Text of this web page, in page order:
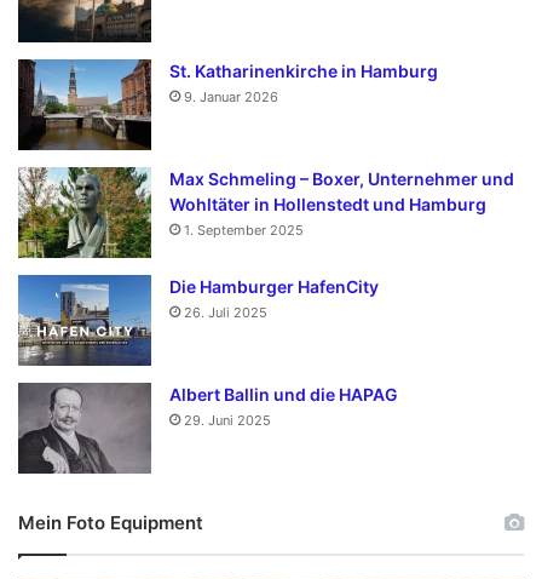
St. Katharinenkirche in Hamburg
9. Januar 2026
Max Schmeling – Boxer, Unternehmer und
Wohltäter in Hollenstedt und Hamburg
1. September 2025
Die Hamburger HafenCity
26. Juli 2025
Albert Ballin und die HAPAG
29. Juni 2025
Mein Foto Equipment